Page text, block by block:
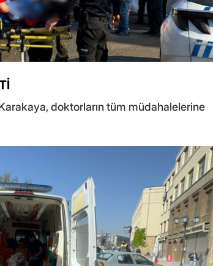
doktorların tüm müdahalelerine